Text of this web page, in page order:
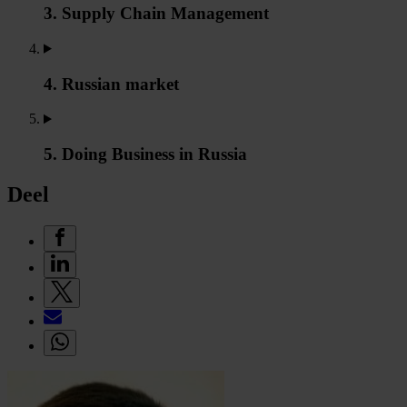
3. Supply Chain Management
4. Russian market
5. Doing Business in Russia
Deel